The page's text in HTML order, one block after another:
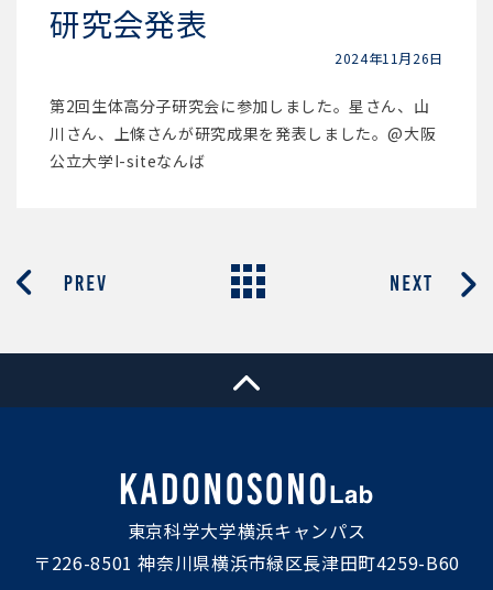
研究会発表
2024年11月26日
第2回生体高分子研究会に参加しました。星さん、山
川さん、上條さんが研究成果を発表しました。@大阪
公立大学I-siteなんば
東京科学大学横浜キャンパス
〒226-8501 神奈川県横浜市緑区長津田町4259-B60